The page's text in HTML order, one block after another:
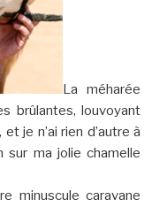
La méharée
brûlantes, louvoyant
je n’ai rien d’autre à
sur ma jolie chamelle
minuscule caravane